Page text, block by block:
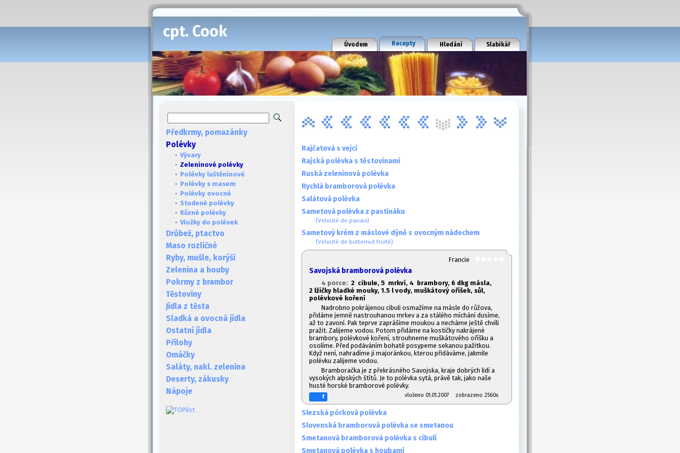
cpt. Cook
Úvodem Recepty Hledání Slabikář
Předkrmy, pomazánky
Polévky
· Vývary
· Zeleninové polévky
· Polévky luštěninové
· Polévky s masem
· Polévky ovocné
· Studené polévky
· Různé polévky
· Vložky do polévek
Drůbež, ptactvo
Maso rozličné
Ryby, mušle, korýši
Zelenina a houby
Pokrmy z brambor
Těstoviny
Jídla z těsta
Sladká a ovocná jídla
Ostatní jídla
Přílohy
Omáčky
Saláty, nakl. zelenina
Deserty, zákusky
Nápoje
Rajčatová s vejci
Rajská polévka s těstovinami
Ruská zeleninová polévka
Rychlá bramborová polévka
Salátová polévka
Sametová polévka z pastináku
(Velouté de panais)
Sametový krém z máslové dýně s ovocným nádechem
(Velouté de butternut fruité)
Francie
Savojská bramborová polévka
4 porce: 2 cibule, 5 mrkví, 4 brambory, 6 dkg másla,
2 lžičky hladké mouky, 1.5 l vody, muškátový oříšek, sůl,
polévkové koření
Nadrobno pokrájenou cibuli osmažíme na másle do růžova,
přidáme jemně nastrouhanou mrkev a za stálého míchání dusíme,
až to zavoní. Pak teprve zaprášíme moukou a necháme ještě chvíli
pražit. Zalijeme vodou. Potom přidáme na kostičky nakrájené
brambory, polévkové koření, strouhneme muškátového oříšku a
osolíme. Před podáváním bohatě posypeme sekanou pažitkou.
Když není, nahradíme ji majoránkou, kterou přidáváme, jakmile
polévku zalijeme vodou.
Bramboračka je z překrásného Savojska, kraje dobrých lidí a
vysokých alpských štítů. Je to polévka sytá, právě tak, jako naše
husté horské bramborové polévky.
f vloženo 01.01.2007 zobrazeno 2560x
Slezská pórková polévka
Slovenská bramborová polévka se smetanou
Smetanová bramborová polévka s cibulí
Smetanová polévka s houbami